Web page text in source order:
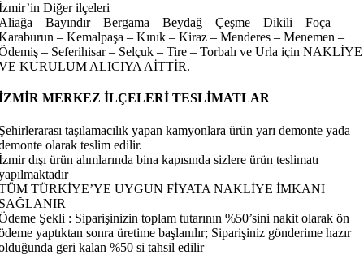
Diğer ilçeleri
– Bayındır – Bergama – Beydağ – Çeşme – Dikili – Foça –
– Kemalpaşa – Kınık – Kiraz – Menderes – Menemen –
– Seferihisar – Selçuk – Tire – Torbalı ve Urla için NAKLİYE
KURULUM ALICIYA AİTTİR.
MERKEZ İLÇELERİ TESLİMATLAR
taşılamacılık yapan kamyonlara ürün yarı demonte yada
olarak teslim edilir.
dışı ürün alımlarında bina kapısında sizlere ürün teslimatı
TÜRKİYE’YE UYGUN FİYATA NAKLİYE İMKANI
Şekli : Siparişinizin toplam tutarının %50’sini nakit olarak ön
yaptıktan sonra üretime başlanılır; Siparişiniz gönderime hazır
geri kalan %50 si tahsil edilir